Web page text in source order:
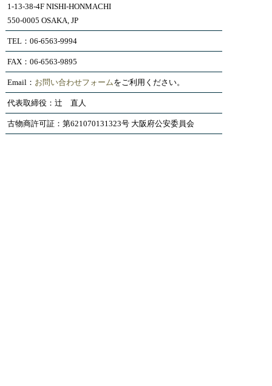
1-13-38-4F NISHI-HONMACHI
550-0005 OSAKA, JP
TEL：06-6563-9994
FAX：06-6563-9895
Email： お問い合わせフォームをご利用ください。
代表取締役：辻 直人
古物商許可証：第621070131323号 大阪府公安委員会